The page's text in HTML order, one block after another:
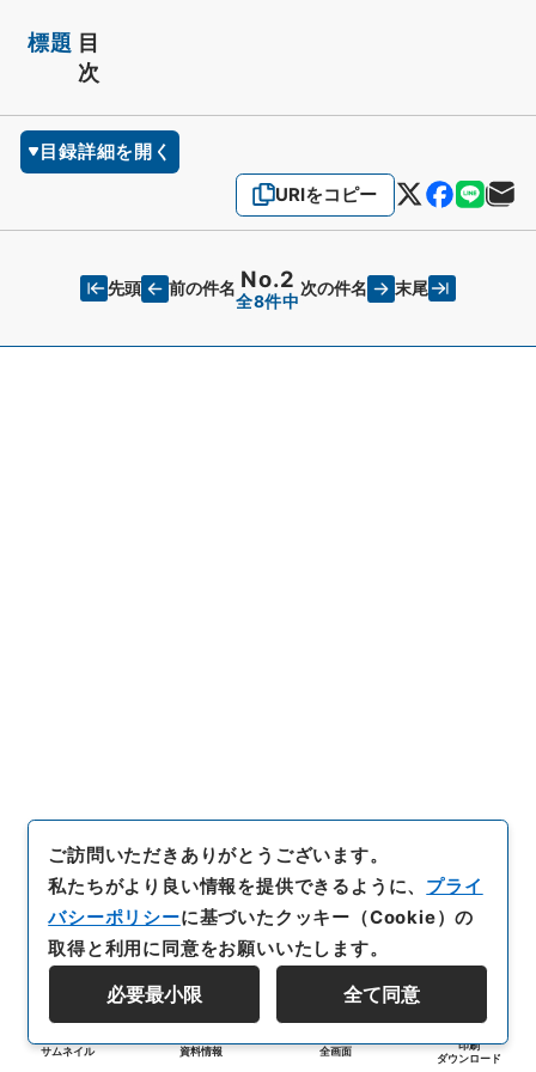
標題 目
次
目録詳細を開く
URIをコピー
先頭 前の件名 No.2
全8件中
次の件名 末尾
サムネイル 資料情報 全画面
印刷
ダウンロード
ご訪問いただきありがとうございます。
私たちがより良い情報を提供できるように、 プライ
バシーポリシーに基づいたクッキー（Cookie）の
取得と利用に同意をお願いいたします。
必要最小限 全て同意